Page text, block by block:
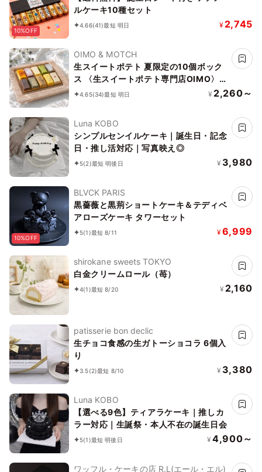
10%OFF
ルケーキ10種セット
4.66(41)最短 明日 ¥ 2,745
OIMO & MOTCH
生スイートポテト 夏限定の10個ボック
ス 〈生スイートポテト専門店OIMO〉お
中元2026
4.65(34)最短 明日 ¥ 2,260～
Luna KOBO
シンプルセンイルケーキ｜誕生日・記念
日・推し活対応｜写真映え◎
5(2)最短 明後日 ¥ 3,980
10%OFF
BLVCK PARIS
黒薔薇と黒荊ショートケーキ＆テディベ
アローズケーキ タワーセット
5(1)最短 8/11 ¥6,999
shirokane sweets TOKYO
白金クリームロール（苺）
4(1)最短 8/20 ¥ 2,160
patisserie bon declic
生チョコ食感の生ガトーショコラ 6個入
り
3.5(2)最短 8/10 ¥ 3,380
Luna KOBO
【選べる9色】ティアラケーキ｜推しカ
ラー対応｜生誕祭・本人不在の誕生日会
5(1)最短 明後日 ¥ 4,900～
ワッフル・ケーキの店 R.L(エール・エル)